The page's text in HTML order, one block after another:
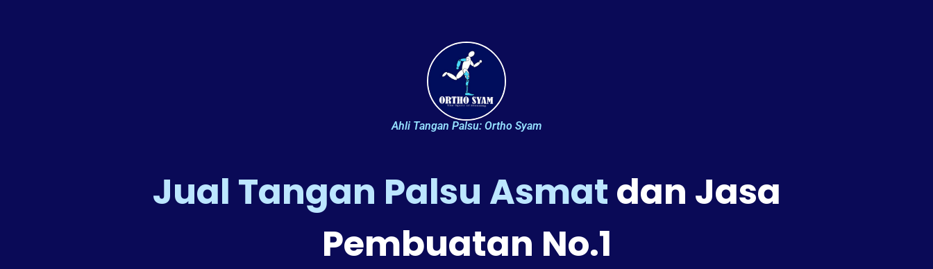
Ahli Tangan Palsu: Ortho Syam
Jual Tangan Palsu Asmat dan Jasa
Pembuatan No.1